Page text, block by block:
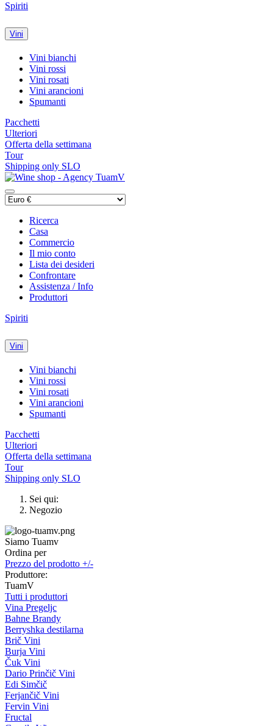
Spiriti
Vini
Vini bianchi
Vini rossi
Vini rosati
Vini arancioni
Spumanti
Pacchetti
Ulteriori
Offerta della settimana
Tour
Shipping only SLO
Ricerca
Casa
Commercio
Il mio conto
Lista dei desideri
Confrontare
Assistenza / Info
Produttori
Spiriti
Vini
Vini bianchi
Vini rossi
Vini rosati
Vini arancioni
Spumanti
Pacchetti
Ulteriori
Offerta della settimana
Tour
Shipping only SLO
Sei qui:
Negozio
Siamo Tuamv
Ordina per
Prezzo del prodotto +/-
Produttore:
TuamV
Tutti i produttori
Vina Pregeljc
Bahne Brandy
Berryshka destilarna
Brič Vini
Burja Vini
Čuk Vini
Dario Prinčič Vini
Edi Simčič
Ferjančič Vini
Fervin Vini
Fructal